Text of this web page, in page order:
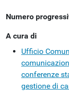
Numero
A cura di
Ufficio
conferenze
gestione di